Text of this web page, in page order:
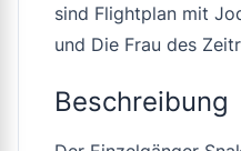
sind Flightplan mit
und Die Frau des
Beschreibung